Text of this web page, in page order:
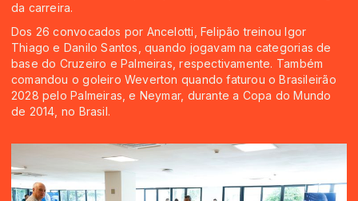
da carreira.
Dos 26 convocados por Ancelotti, Felipão treinou Igor
Thiago e Danilo Santos, quando jogavam na categorias de
base do Cruzeiro e Palmeiras, respectivamente. Também
comandou o goleiro Weverton quando faturou o Brasileirão
2028 pelo Palmeiras, e Neymar, durante a Copa do Mundo
de 2014, no Brasil.